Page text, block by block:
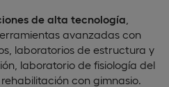
de alta tecnología
avanzadas con
laboratorios de estructura y
laboratorio de fisiología del
con gimnasio.